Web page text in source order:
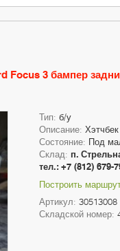
Focus 3 бампер
Тип: б/у
Описание:
Состояние: Под
Склад: п.
тел.: +7 (812) 679-
Построить
Артикул: 30513008
Складской номер: